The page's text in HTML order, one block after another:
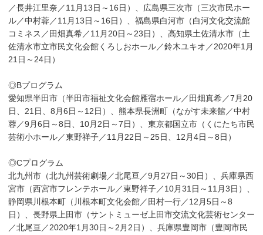
／長井江里奈／11月13日～16日）、広島県三次市（三次市民ホー
ル／中村蓉／11月13日～16日）、福島県白河市（白河文化交流館
コミネス／田畑真希／11月20日～23日）、高知県土佐清水市（土
佐清水市立市民文化会館くろしおホール／鈴木ユキオ／2020年1月
21日～24日）
◎Bプログラム
愛知県半田市（半田市福祉文化会館雁宿ホール／田畑真希／7月20
日、21日、8月6日～12日）、熊本県長洲町（ながす未来館／中村
蓉／9月6日～8日、10月2日～7日）、東京都国立市（くにたち市民
芸術小ホール／東野祥子／11月22日～25日、12月4日～8日）
◎Cプログラム
北九州市（北九州芸術劇場／北尾亘／9月27日～30日）、兵庫県西
宮市（西宮市フレンテホール／東野祥子／10月31日～11月3日）、
静岡県川根本町（川根本町文化会館／田村一行／12月5日～8
日）、長野県上田市（サントミューゼ上田市交流文化芸術センター
／北尾亘／2020年1月30日～2月2日）、兵庫県豊岡市（豊岡市民